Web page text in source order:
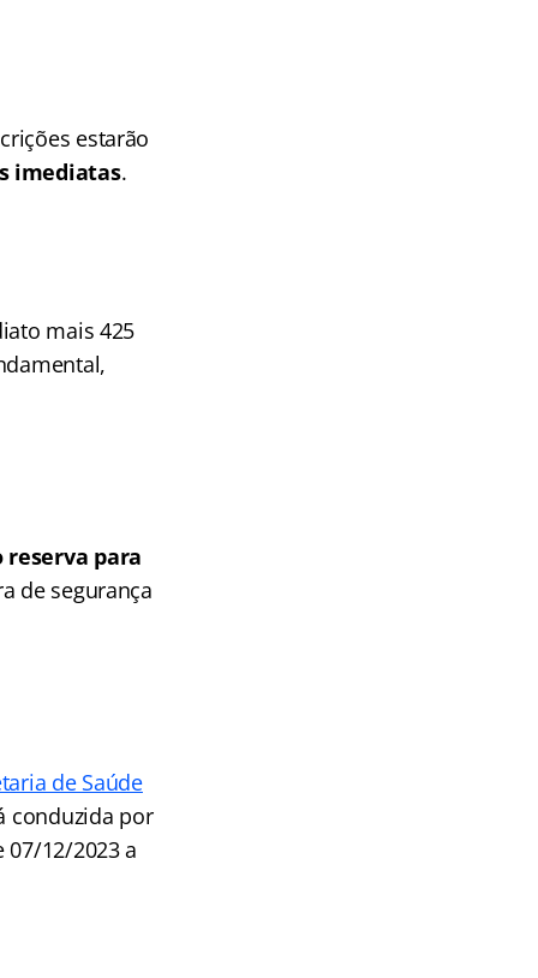
estarão
imediatas.
mais 425
reserva para
de segurança
de Saúde
conduzida por
12/2023 a